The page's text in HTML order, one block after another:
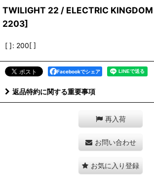
TWILIGHT 22 / ELECTRIC
2203]
[ ]: 200[ ]
Facebookでシェア
返品特約に関する重要事項
再入荷
お問い合わせ
お気に入り登録